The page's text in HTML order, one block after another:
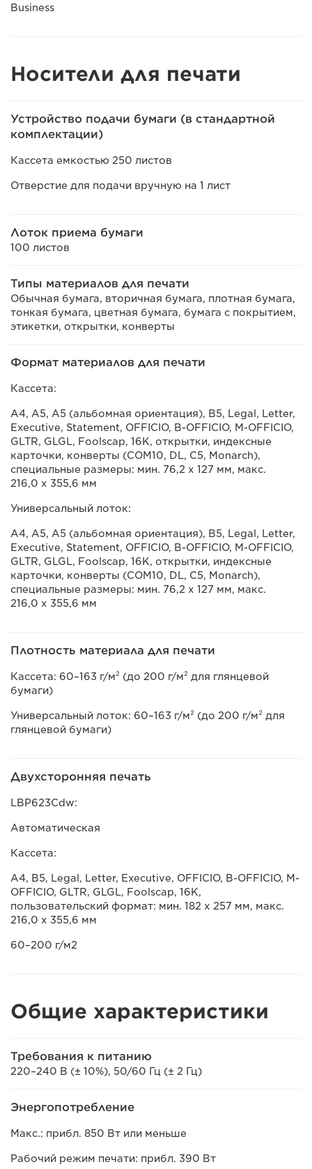
Business
Носители для печати
Устройство подачи бумаги (в стандартной
комплектации)
Кассета емкостью 250 листов
Отверстие для подачи вручную на 1 лист
Лоток приема бумаги
100 листов
Типы материалов для печати
Обычная бумага, вторичная бумага, плотная бумага,
тонкая бумага, цветная бумага, бумага с покрытием,
этикетки, открытки, конверты
Формат материалов для печати
Кассета:
A4, A5, A5 (альбомная ориентация), B5, Legal, Letter,
Executive, Statement, OFFICIO, B-OFFICIO, M-OFFICIO,
GLTR, GLGL, Foolscap, 16K, открытки, индексные
карточки, конверты (COM10, DL, C5, Monarch),
специальные размеры: мин. 76,2 х 127 мм, макс.
216,0 х 355,6 мм
Универсальный лоток:
A4, A5, A5 (альбомная ориентация), B5, Legal, Letter,
Executive, Statement, OFFICIO, B-OFFICIO, M-OFFICIO,
GLTR, GLGL, Foolscap, 16K, открытки, индексные
карточки, конверты (COM10, DL, C5, Monarch),
специальные размеры: мин. 76,2 x 127 мм, макс.
216,0 х 355,6 мм
Плотность материала для печати
Кассета: 60–163 г/м² (до 200 г/м² для глянцевой
бумаги)
Универсальный лоток: 60–163 г/м² (до 200 г/м² для
глянцевой бумаги)
Двухсторонняя печать
LBP623Cdw:
Автоматическая
Кассета:
A4, B5, Legal, Letter, Executive, OFFICIO, B-OFFICIO, M-
OFFICIO, GLTR, GLGL, Foolscap, 16K,
пользовательский формат: мин. 182 х 257 мм, макс.
216,0 х 355,6 мм
60–200 г/м2
Общие характеристики
Требования к питанию
220–240 В (± 10%), 50/60 Гц (± 2 Гц)
Энергопотребление
Макс.: прибл. 850 Вт или меньше
Рабочий режим печати: прибл. 390 Вт